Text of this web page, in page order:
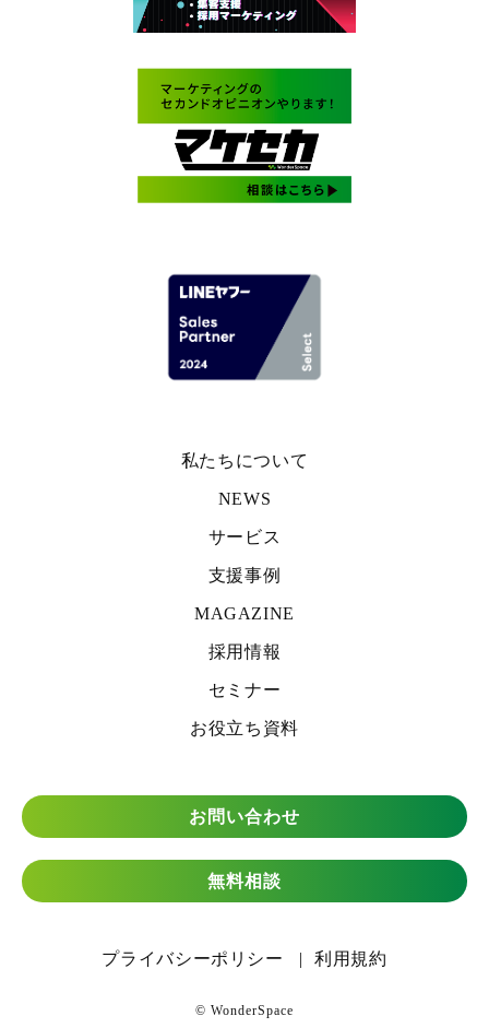
私たちについて
NEWS
サービス
支援事例
MAGAZINE
採用情報
セミナー
お役立ち資料
お問い合わせ
無料相談
© WonderSpace
プライバシーポリシー 利用規約